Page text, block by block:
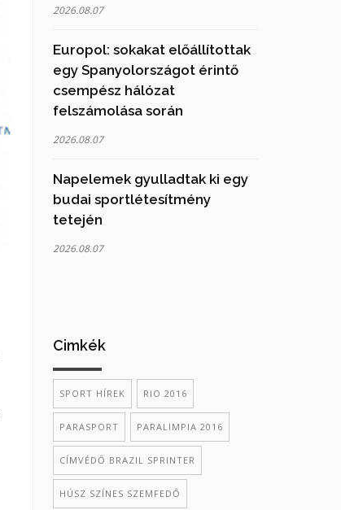
2026.08.07
Europol: sokakat előállítottak
egy Spanyolországot érintő
csempész hálózat
felszámolása során
2026.08.07
Napelemek gyulladtak ki egy
budai sportlétesítmény
tetején
2026.08.07
Cimkék
SPORT HÍREK RIO 2016
PARASPORT PARALIMPIA 2016
CÍMVÉDŐ BRAZIL SPRINTER
HÚSZ SZÍNES SZEMFEDŐ